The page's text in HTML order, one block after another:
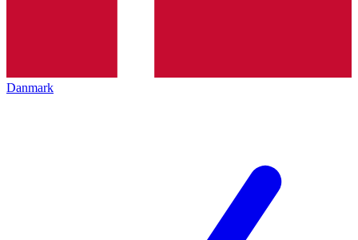
Danmark